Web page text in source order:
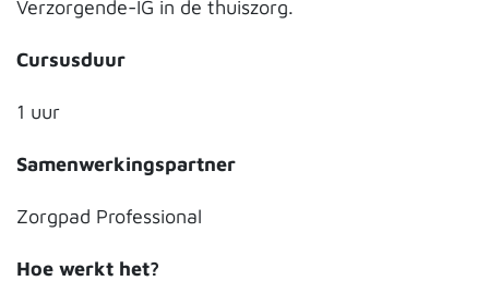
Verzorgende-IG in de thuiszorg.
Cursusduur
1 uur
Samenwerkingspartner
Zorgpad Professional
Hoe werkt het?